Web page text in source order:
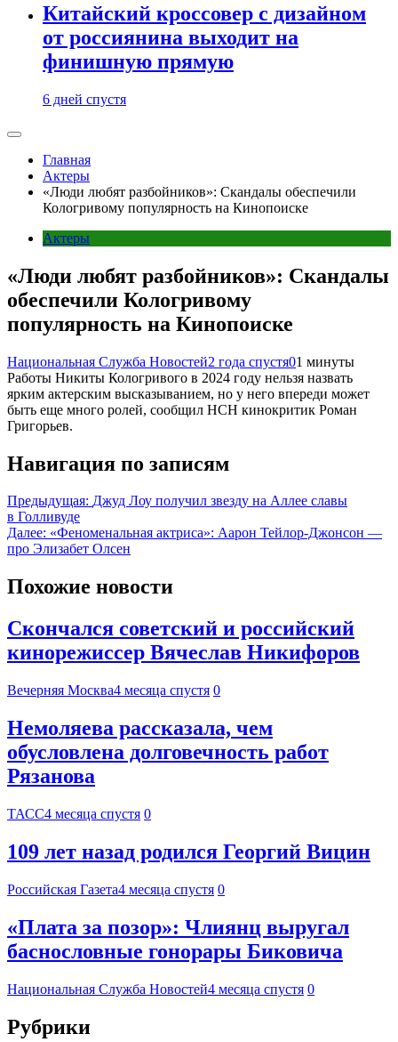
Китайский кроссовер с дизайном
от россиянина выходит на
финишную прямую
6 дней спустя
Главная
Актеры
«Люди любят разбойников»: Скандалы обеспечили
Кологривому популярность на Кинопоиске
Актеры
«Люди любят разбойников»: Скандалы
обеспечили Кологривому
популярность на Кинопоиске
Национальная Служба Новостей2 года спустя01 минуты
Работы Никиты Кологривого в 2024 году нельзя назвать
ярким актерским высказыванием, но у него впереди может
быть еще много ролей, сообщил НСН кинокритик Роман
Григорьев.
Навигация по записям
Предыдущая: Джуд Лоу получил звезду на Аллее славы
в Голливуде
Далее: «Феноменальная актриса»: Аарон Тейлор-Джонсон —
про Элизабет Олсен
Похожие новости
Скончался советский и российский
кинорежиссер Вячеслав Никифоров
Вечерняя Москва4 месяца спустя 0
Немоляева рассказала, чем
обусловлена долговечность работ
Рязанова
ТАСС4 месяца спустя 0
109 лет назад родился Георгий Вицин
Российская Газета4 месяца спустя 0
«Плата за позор»: Члиянц выругал
баснословные гонорары Биковича
Национальная Служба Новостей4 месяца спустя 0
Рубрики